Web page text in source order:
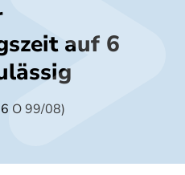
auf 6
O 99/08)